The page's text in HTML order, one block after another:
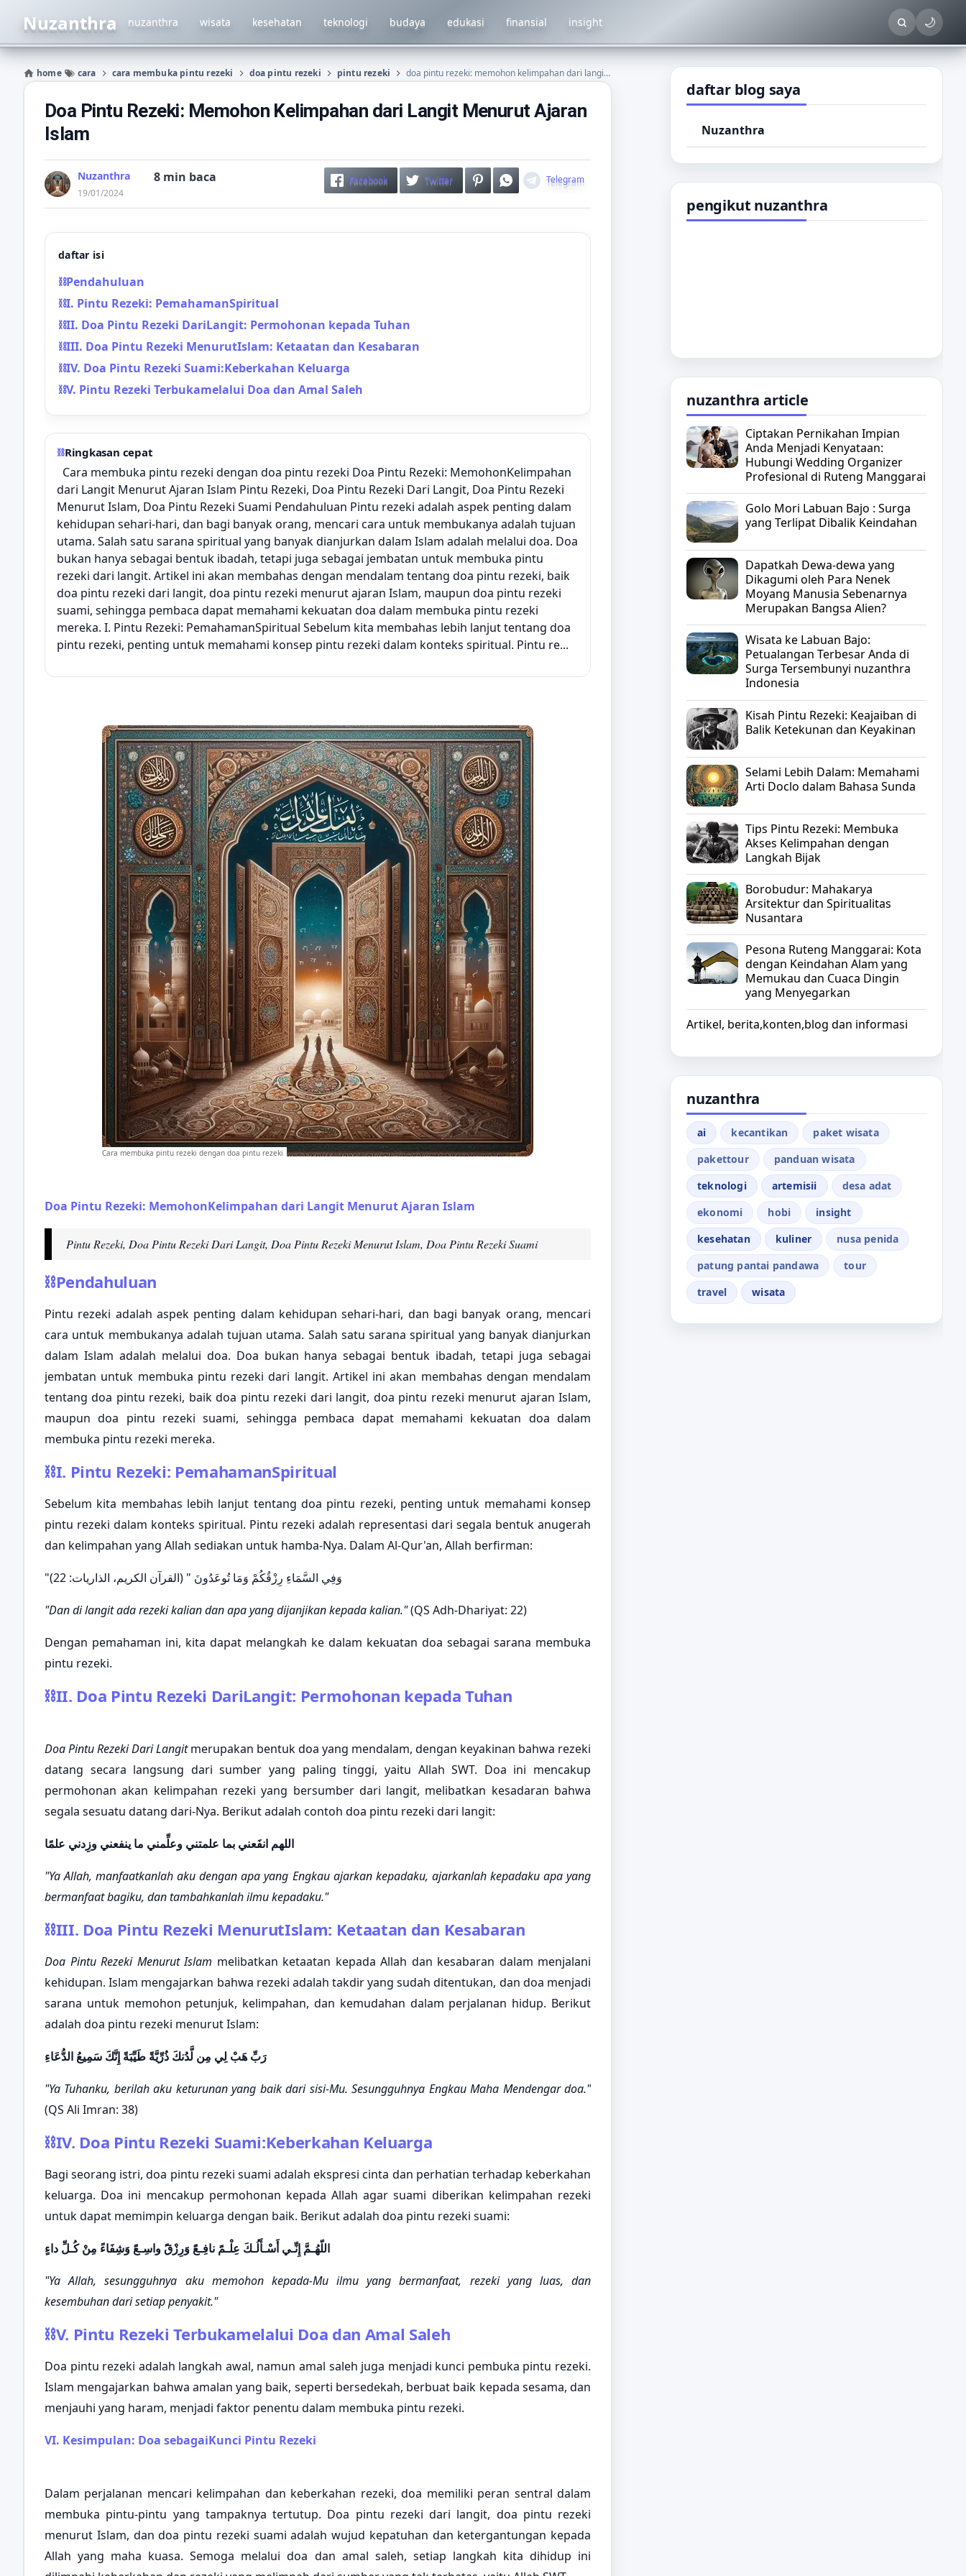
Nuzanthra nuzanthra wisata kesehatan teknologi budaya edukasi finansial insight 🌙
home cara cara membuka pintu rezeki doa pintu rezeki pintu rezeki doa pintu rezeki: memohon kelimpahan dari langit menurut ajaran islam
Doa Pintu Rezeki: Memohon Kelimpahan dari Langit Menurut Ajaran
Islam
Nuzanthra
19/01/2024
Facebook Twitter Telegram
8 min baca
daftar isi
⛓Pendahuluan
⛓I. Pintu Rezeki: PemahamanSpiritual
⛓II. Doa Pintu Rezeki DariLangit: Permohonan kepada Tuhan
⛓III. Doa Pintu Rezeki MenurutIslam: Ketaatan dan Kesabaran
⛓IV. Doa Pintu Rezeki Suami:Keberkahan Keluarga
⛓V. Pintu Rezeki Terbukamelalui Doa dan Amal Saleh
⛓Ringkasan cepat
Cara membuka pintu rezeki dengan doa pintu rezeki Doa Pintu Rezeki: MemohonKelimpahan
dari Langit Menurut Ajaran Islam Pintu Rezeki, Doa Pintu Rezeki Dari Langit, Doa Pintu Rezeki
Menurut Islam, Doa Pintu Rezeki Suami Pendahuluan Pintu rezeki adalah aspek penting dalam
kehidupan sehari-hari, dan bagi banyak orang, mencari cara untuk membukanya adalah tujuan
utama. Salah satu sarana spiritual yang banyak dianjurkan dalam Islam adalah melalui doa. Doa
bukan hanya sebagai bentuk ibadah, tetapi juga sebagai jembatan untuk membuka pintu
rezeki dari langit. Artikel ini akan membahas dengan mendalam tentang doa pintu rezeki, baik
doa pintu rezeki dari langit, doa pintu rezeki menurut ajaran Islam, maupun doa pintu rezeki
suami, sehingga pembaca dapat memahami kekuatan doa dalam membuka pintu rezeki
mereka. I. Pintu Rezeki: PemahamanSpiritual Sebelum kita membahas lebih lanjut tentang doa
pintu rezeki, penting untuk memahami konsep pintu rezeki dalam konteks spiritual. Pintu re...
Cara membuka pintu rezeki dengan doa pintu rezeki
Doa Pintu Rezeki: MemohonKelimpahan dari Langit Menurut Ajaran Islam
Pintu Rezeki, Doa Pintu Rezeki Dari Langit, Doa Pintu Rezeki Menurut Islam, Doa Pintu Rezeki Suami
⛓Pendahuluan
Pintu rezeki adalah aspek penting dalam kehidupan sehari-hari, dan bagi banyak orang, mencari
cara untuk membukanya adalah tujuan utama. Salah satu sarana spiritual yang banyak dianjurkan
dalam Islam adalah melalui doa. Doa bukan hanya sebagai bentuk ibadah, tetapi juga sebagai
jembatan untuk membuka pintu rezeki dari langit. Artikel ini akan membahas dengan mendalam
tentang doa pintu rezeki, baik doa pintu rezeki dari langit, doa pintu rezeki menurut ajaran Islam,
maupun doa pintu rezeki suami, sehingga pembaca dapat memahami kekuatan doa dalam
membuka pintu rezeki mereka.
⛓I. Pintu Rezeki: PemahamanSpiritual
Sebelum kita membahas lebih lanjut tentang doa pintu rezeki, penting untuk memahami konsep
pintu rezeki dalam konteks spiritual. Pintu rezeki adalah representasi dari segala bentuk anugerah
dan kelimpahan yang Allah sediakan untuk hamba-Nya. Dalam Al-Qur'an, Allah berfirman:
"وَفِي السَّمَاءِ رِزْقُكُمْ وَمَا تُوعَدُونَ " (القرآن الكريم، الذاريات: 22)
"Dan di langit ada rezeki kalian dan apa yang dijanjikan kepada kalian."(QS Adh-Dhariyat: 22)
Dengan pemahaman ini, kita dapat melangkah ke dalam kekuatan doa sebagai sarana membuka
pintu rezeki.
⛓II. Doa Pintu Rezeki DariLangit: Permohonan kepada Tuhan
Doa Pintu Rezeki Dari Langitmerupakan bentuk doa yang mendalam, dengan keyakinan bahwa rezeki
datang secara langsung dari sumber yang paling tinggi, yaitu Allah SWT. Doa ini mencakup
permohonan akan kelimpahan rezeki yang bersumber dari langit, melibatkan kesadaran bahwa
segala sesuatu datang dari-Nya. Berikut adalah contoh doa pintu rezeki dari langit:
اللهم انفَعني بما علمتني وعلِّمني ما ينفعني وزِدني علمًا
"Ya Allah, manfaatkanlah aku dengan apa yang Engkau ajarkan kepadaku, ajarkanlah kepadaku apa yang
bermanfaat bagiku, dan tambahkanlah ilmu kepadaku."
⛓III. Doa Pintu Rezeki MenurutIslam: Ketaatan dan Kesabaran
Doa Pintu Rezeki Menurut Islam melibatkan ketaatan kepada Allah dan kesabaran dalam menjalani
kehidupan. Islam mengajarkan bahwa rezeki adalah takdir yang sudah ditentukan, dan doa menjadi
sarana untuk memohon petunjuk, kelimpahan, dan kemudahan dalam perjalanan hidup. Berikut
adalah doa pintu rezeki menurut Islam:
رَبِّ هَبْ لِي مِن لَّدُنكَ ذُرِّيَّةً طَيِّبَةً إِنَّكَ سَمِيعُ الدُّعَاءِ
"Ya Tuhanku, berilah aku keturunan yang baik dari sisi-Mu. Sesungguhnya Engkau Maha Mendengar doa."
(QS Ali Imran: 38)
⛓IV. Doa Pintu Rezeki Suami:Keberkahan Keluarga
Bagi seorang istri, doa pintu rezeki suami adalah ekspresi cinta dan perhatian terhadap keberkahan
keluarga. Doa ini mencakup permohonan kepada Allah agar suami diberikan kelimpahan rezeki
untuk dapat memimpin keluarga dengan baik. Berikut adalah doa pintu rezeki suami:
اللّهُـمَّ إِنِّـي أَسْـأَلُـكَ عِلْـمًَ نافِـعًَ وَرِزْقًَ واسِـعًَ وَشِفَاءً مِنْ كُـلِّ داءٍ
"Ya Allah, sesungguhnya aku memohon kepada-Mu ilmu yang bermanfaat, rezeki yang luas, dan
kesembuhan dari setiap penyakit."
⛓V. Pintu Rezeki Terbukamelalui Doa dan Amal Saleh
Doa pintu rezeki adalah langkah awal, namun amal saleh juga menjadi kunci pembuka pintu rezeki.
Islam mengajarkan bahwa amalan yang baik, seperti bersedekah, berbuat baik kepada sesama, dan
menjauhi yang haram, menjadi faktor penentu dalam membuka pintu rezeki.
VI. Kesimpulan: Doa sebagaiKunci Pintu Rezeki
Dalam perjalanan mencari kelimpahan dan keberkahan rezeki, doa memiliki peran sentral dalam
membuka pintu-pintu yang tampaknya tertutup. Doa pintu rezeki dari langit, doa pintu rezeki
menurut Islam, dan doa pintu rezeki suami adalah wujud kepatuhan dan ketergantungan kepada
Allah yang maha kuasa. Semoga melalui doa dan amal saleh, setiap langkah kita dihidup ini
daftar blog saya
Nuzanthra
pengikut nuzanthra
nuzanthra article
Ciptakan Pernikahan Impian
Anda Menjadi Kenyataan:
Hubungi Wedding Organizer
Profesional di Ruteng Manggarai
Golo Mori Labuan Bajo : Surga
yang Terlipat Dibalik Keindahan
Dapatkah Dewa-dewa yang
Dikagumi oleh Para Nenek
Moyang Manusia Sebenarnya
Merupakan Bangsa Alien?
Wisata ke Labuan Bajo:
Petualangan Terbesar Anda di
Surga Tersembunyi nuzanthra
Indonesia
Kisah Pintu Rezeki: Keajaiban di
Balik Ketekunan dan Keyakinan
Selami Lebih Dalam: Memahami
Arti Doclo dalam Bahasa Sunda
Tips Pintu Rezeki: Membuka
Akses Kelimpahan dengan
Langkah Bijak
Borobudur: Mahakarya
Arsitektur dan Spiritualitas
Nusantara
Pesona Ruteng Manggarai: Kota
dengan Keindahan Alam yang
Memukau dan Cuaca Dingin
yang Menyegarkan
Artikel, berita,konten,blog dan informasi
nuzanthra
ai kecantikan
paket wisata
pakettour
panduan wisata
teknologi
artemisii
desa adat
ekonomi
hobi
insight
kesehatan
kuliner
nusa penida
patung pantai pandawa
tour
travel
wisata